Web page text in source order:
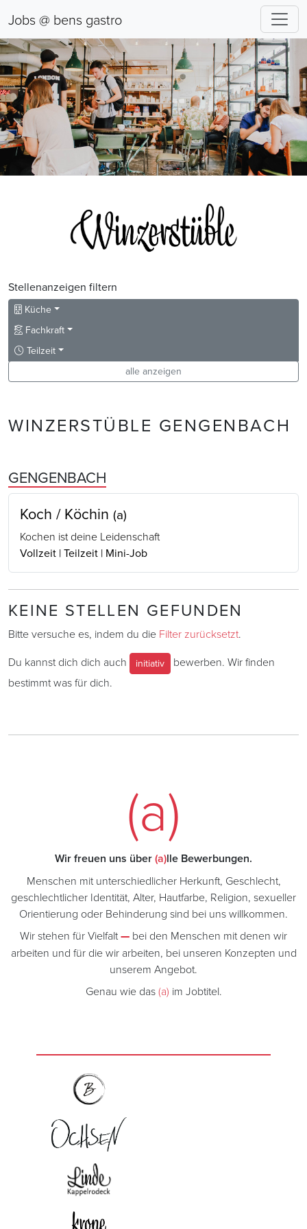
Jobs @ bens gastro
Stellenanzeigen filtern
Küche
Fachkraft
Teilzeit
alle anzeigen
WINZERSTÜBLE GENGENBACH
GENGENBACH
Koch / Köchin (a)
Kochen ist deine Leidenschaft
Vollzeit | Teilzeit | Mini-Job
KEINE STELLEN GEFUNDEN
Bitte versuche es, indem du die Filter zurücksetzt.
Du kannst dich dich auch
initiativ
bewerben. Wir finden
bestimmt was für dich.
(a)
Wir freuen uns über(a)lle Bewerbungen.
Menschen mit unterschiedlicher Herkunft, Geschlecht,
geschlechtlicher Identität, Alter, Hautfarbe, Religion, sexueller
Orientierung oder Behinderung sind bei uns willkommen.
Wir stehen für Vielfalt— bei den Menschen mit denen wir
arbeiten und für die wir arbeiten, bei unseren Konzepten und
unserem Angebot.
Genau wie das(a) im Jobtitel.